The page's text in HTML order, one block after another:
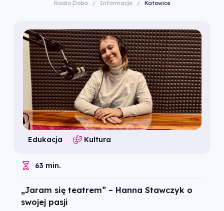
Radio Doba / Informacje / Katowice
Edukacja Kultura
63 min.
„Jaram się teatrem” – Hanna Stawczyk o
swojej pasji